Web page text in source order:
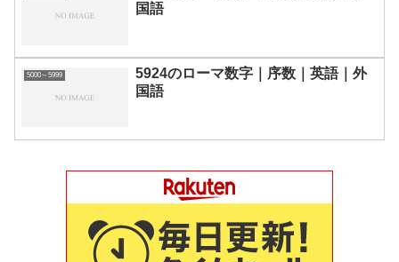
国語
5000～5999
5924のローマ数字｜序数｜英語｜外
国語